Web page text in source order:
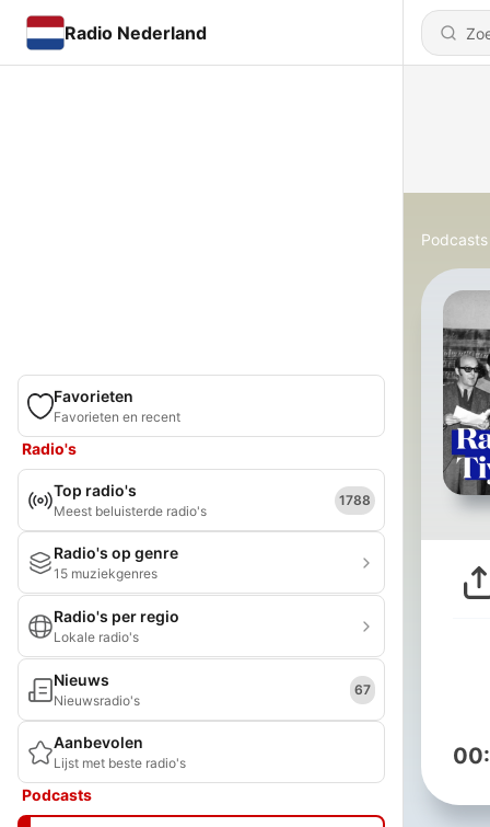
Radio Nederland
Favorieten
Favorieten en recent
Radio's
Top radio's
Meest beluisterde radio's
1788
Radio's op genre
15 muziekgenres
Radio's per regio
Lokale radio's
Nieuws
Nieuwsradio's
67
Aanbevolen
Lijst met beste radio's
Podcasts
Podcasts